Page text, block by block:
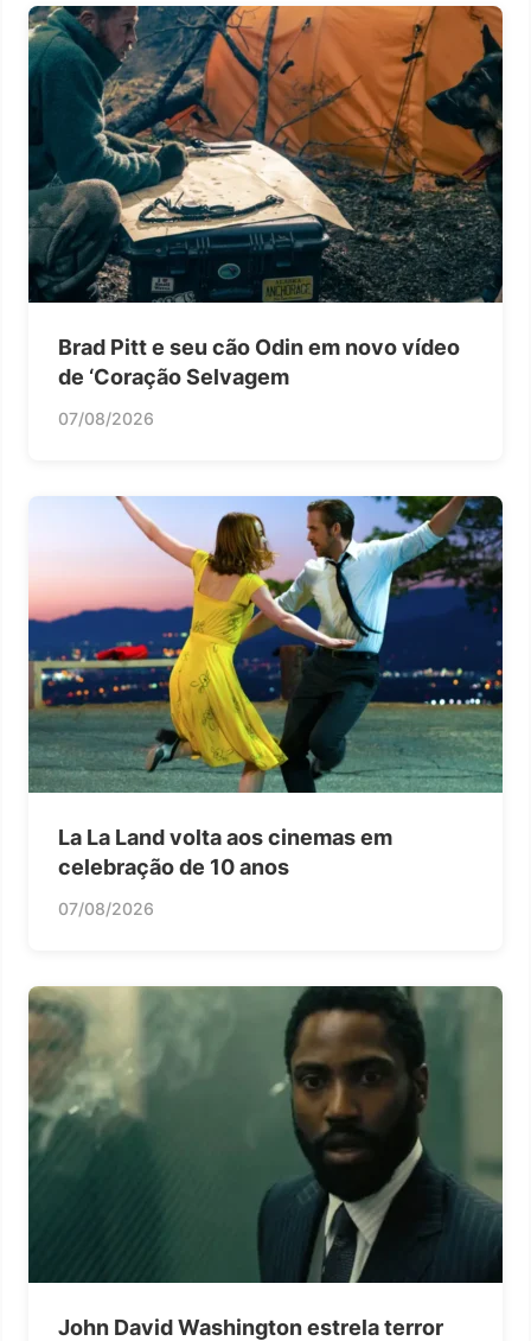
Brad Pitt e seu cão Odin em novo vídeo
de ‘Coração Selvagem
07/08/2026
La La Land volta aos cinemas em
celebração de 10 anos
07/08/2026
John David Washington estrela terror